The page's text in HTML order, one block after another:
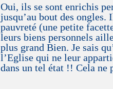
Oui, ils se sont enrichis
jusqu’au bout des
pauvreté (une petite
leurs biens personnels
plus grand Bien. Je sais
l’Eglise qui ne leur
dans un tel état !! Cela